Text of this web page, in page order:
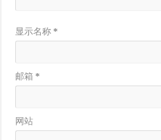
显示名称*
邮箱*
网站